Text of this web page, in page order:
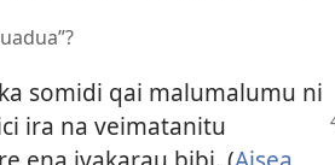
somidi qai malumalumu ni
ira na veimatanitu